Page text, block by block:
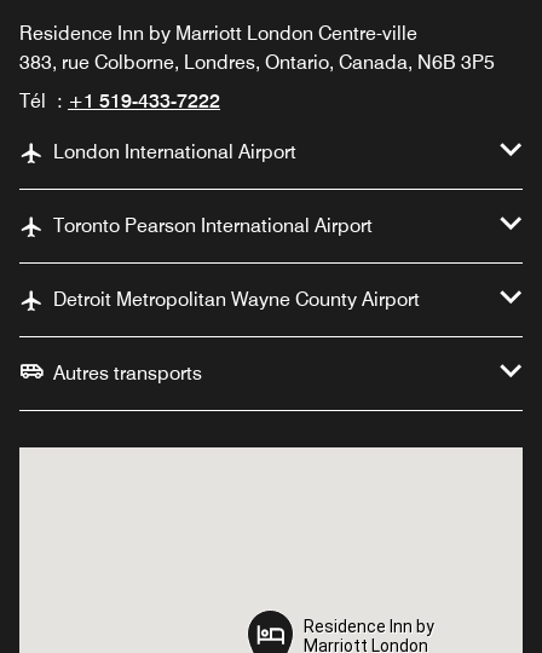
Residence Inn by Marriott London Centre-ville
383, rue Colborne, Londres, Ontario, Canada, N6B 3P5
Tél : +1 519-433-7222
London International Airport
Toronto Pearson International Airport
Detroit Metropolitan Wayne County Airport
Autres transports
Residence Inn by
Marriott London
Residence Inn by
Marriott London